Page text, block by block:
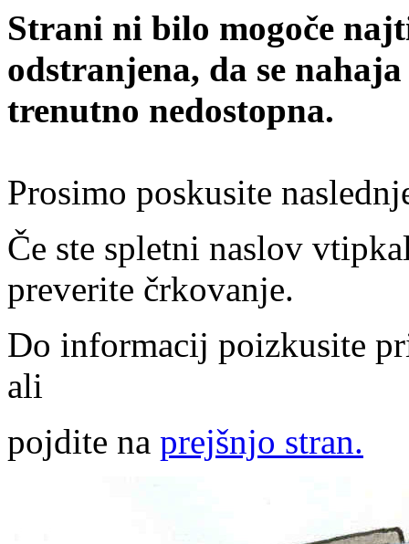
Strani ni bilo mogoče
odstranjena, da se
trenutno nedostopna.
Prosimo poskusite
Če ste spletni naslov
preverite črkovanje.
Do informacij poizkusite
ali
pojdite na prejšnjo stran.